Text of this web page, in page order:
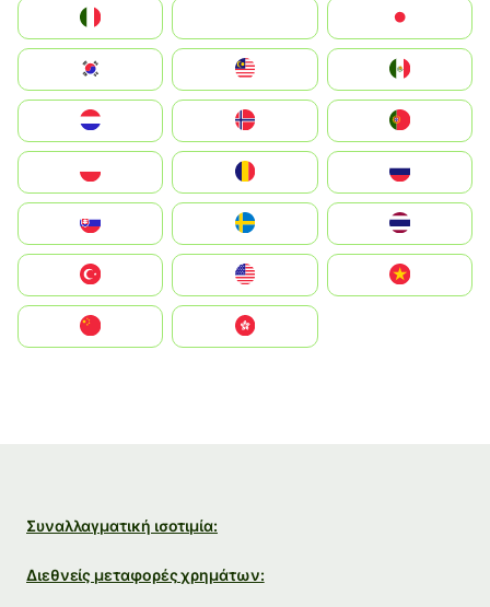
South Korea
United States
中國香港特別行政區
Συναλλαγματική ισοτιμία:
Διεθνείς μεταφορές χρημάτων: